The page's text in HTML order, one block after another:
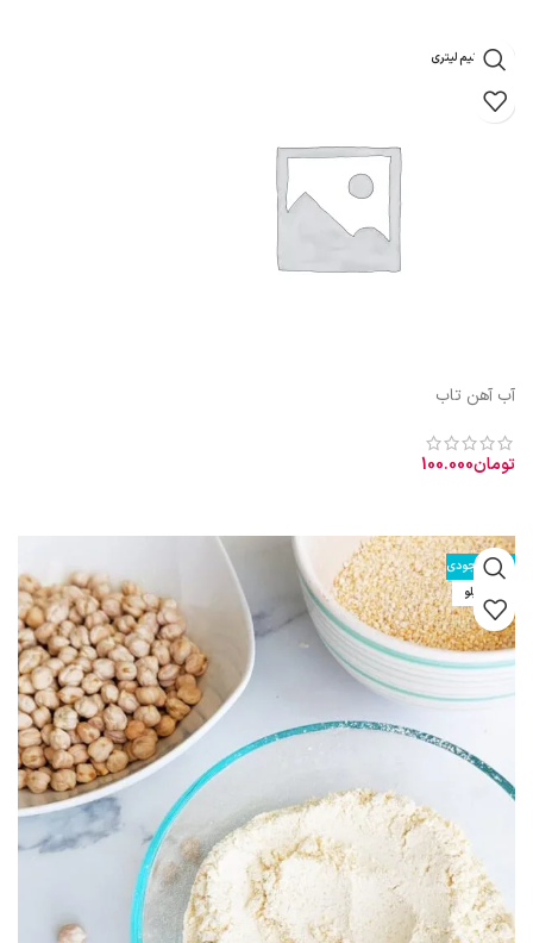
یک و نیم لیتری
آب آهن تاب
تومان100.000
اتمام موجودی
نیم کیلو